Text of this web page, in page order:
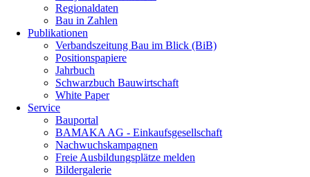
Regionaldaten
Bau in Zahlen
Publikationen
Verbandszeitung Bau im Blick (BiB)
Positionspapiere
Jahrbuch
Schwarzbuch Bauwirtschaft
White Paper
Service
Bauportal
BAMAKA AG - Einkaufsgesellschaft
Nachwuchskampagnen
Freie Ausbildungsplätze melden
Bildergalerie